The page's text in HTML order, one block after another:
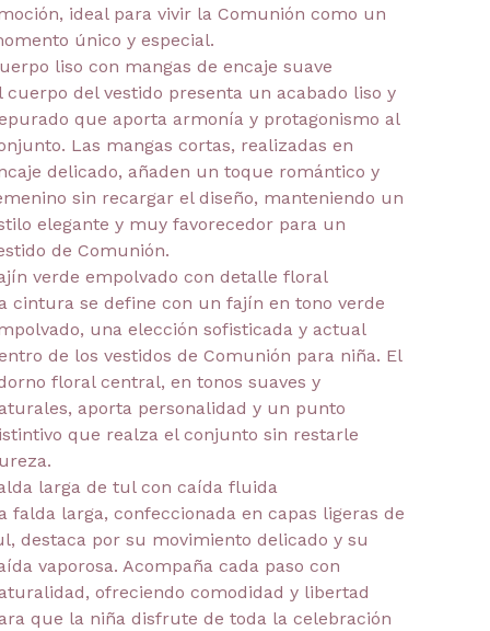
ideal para vivir la Comunión como un
único y especial.
liso con mangas de encaje suave
cuerpo del vestido presenta un acabado liso y
que aporta armonía y protagonismo al
Las mangas cortas, realizadas en
delicado, añaden un toque romántico y
sin recargar el diseño, manteniendo un
elegante y muy favorecedor para un
de Comunión.
verde empolvado con detalle floral
cintura se define con un fajín en tono verde
una elección sofisticada y actual
de los vestidos de Comunión para niña. El
floral central, en tonos suaves y
aporta personalidad y un punto
que realza el conjunto sin restarle
larga de tul con caída fluida
falda larga, confeccionada en capas ligeras de
destaca por su movimiento delicado y su
vaporosa. Acompaña cada paso con
ofreciendo comodidad y libertad
que la niña disfrute de toda la celebración